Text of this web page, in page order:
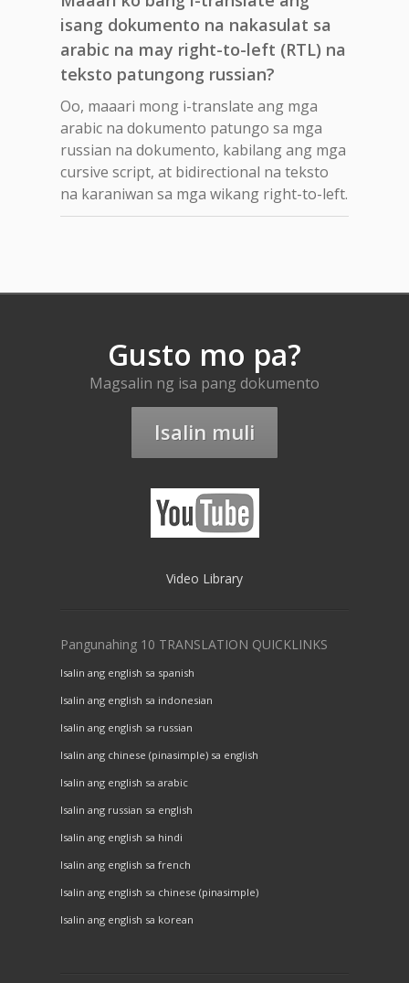
isang dokumento na nakasulat sa
arabic na may right-to-left (RTL) na
teksto patungong russian?
Oo, maaari mong i-translate ang mga
arabic na dokumento patungo sa mga
russian na dokumento, kabilang ang mga
cursive script, at bidirectional na teksto
na karaniwan sa mga wikang right-to-left.
Gusto mo pa?
Magsalin ng isa pang dokumento
Isalin muli
Video Library
Pangunahing 10 TRANSLATION QUICKLINKS
Isalin ang english sa spanish
Isalin ang english sa indonesian
Isalin ang english sa russian
Isalin ang chinese (pinasimple) sa english
Isalin ang english sa arabic
Isalin ang russian sa english
Isalin ang english sa hindi
Isalin ang english sa french
Isalin ang english sa chinese (pinasimple)
Isalin ang english sa korean